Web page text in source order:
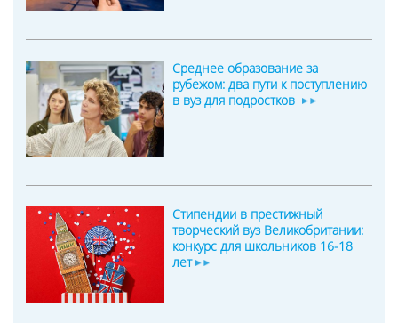
Среднее образование за
рубежом: два пути к поступлению
в вуз для подростков
Стипендии в престижный
творческий вуз Великобритании:
конкурс для школьников 16-18
лет